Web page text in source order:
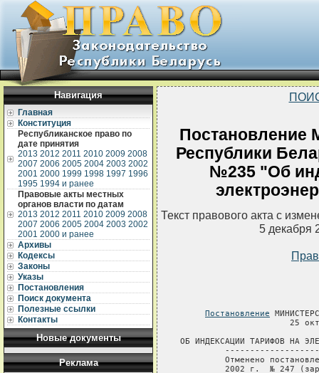
Навигация
Главная
Конституция
Республиканское право по
дате принятия
2013 2012 2011 2010 2009 2008
2007 2006 2005 2004 2003 2002
2001 2000 1999 1998 1997 1996
1995 1994 и ранее
Правовые акты местных
органов власти по датам
2013 2012 2011 2010 2009 2008
2007 2006 2005 2004 2003 2002
2001 2000 и ранее
Архивы
Кодексы
Законы
Указы
Постановления
Поиск документа
Полезные ссылки
Контакты
Новые документы
Реклама
Постановление
Республики
№235 "Об
Текст правового акта с
5 декабря
Постановление
25
ОБ ИНДЕКСАЦИИ ТАРИФОВ НА
Отменено
2002 г.  № 247